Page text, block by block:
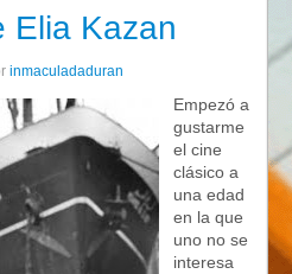
Elia Kazan
inmaculadaduran
Empezó a
gustarme
el cine
clásico a
una edad
en la que
uno no se
interesa